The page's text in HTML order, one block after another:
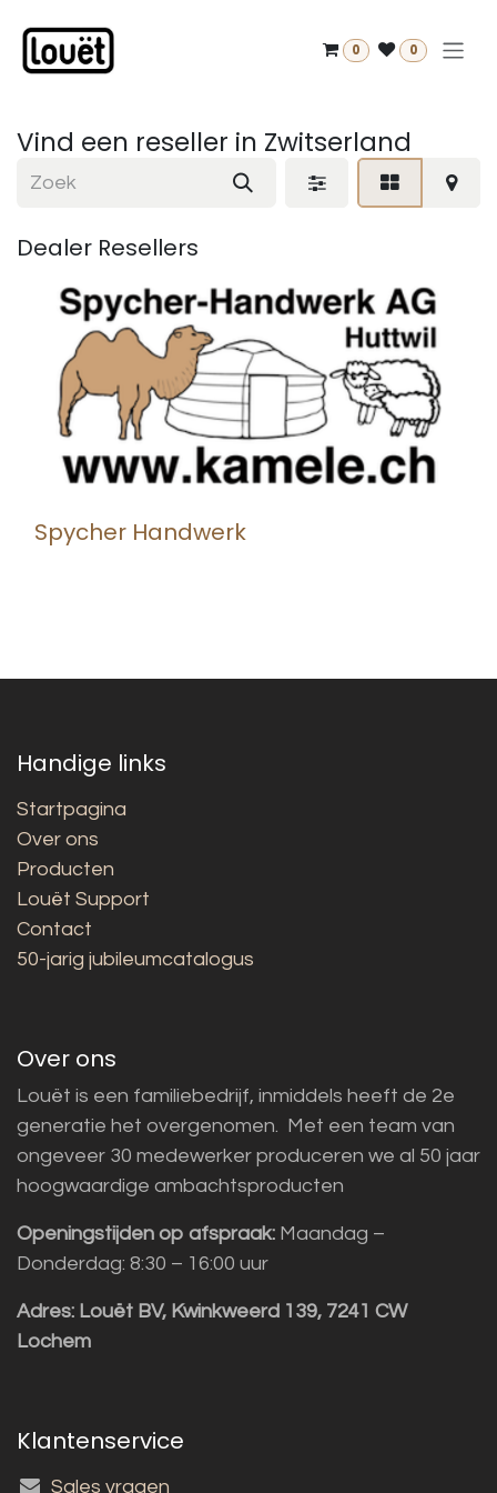
0 0
Vind een reseller in Zwitserland
Dealer Resellers
Spycher Handwerk
Handige links
Startpagina
Over ons
Producten
Louët Support
Contact
50-jarig jubileumcatalogus
Over ons
Louët is een familiebedrijf, inmiddels heeft de 2e
generatie het overgenomen. Met een team van
ongeveer 30 medewerker produceren we al 50 jaar
hoogwaardige ambachtsproducten
Openingstijden op afspraak: Maandag –
Donderdag: 8:30 – 16:00 uur
Adres: Louët BV, Kwinkweerd 139, 7241 CW
Lochem
Klantenservice
Sales vragen